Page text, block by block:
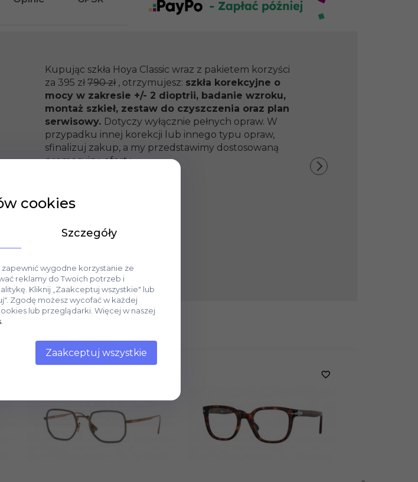
Kupując szkła Hoya Classic wraz z pakietem korzyści
za 395 zł790 zł , otrzymujesz: szkła korekcyjne o
mocy w zakresie +/- 2 dioptrii, badanie wzroku,
montaż szkieł, zestaw do czyszczenia oraz plan
serwisowy. Dotyczy wyłącznie pełnych opraw. W
przypadku innej korekcji lub innego typu opraw,
sfinalizuj zakup, a my przedstawimy dostosowaną
promocyjną ofertę.
cookies
Szczegóły
wygodne korzystanie ze
reklamy do Twoich potrzeb i
Kliknij „Zaakceptuj wszystkie" lub
Zgodę możesz wycofać w każdej
lub przeglądarki. Więcej w naszej
Zaakceptuj wszystkie